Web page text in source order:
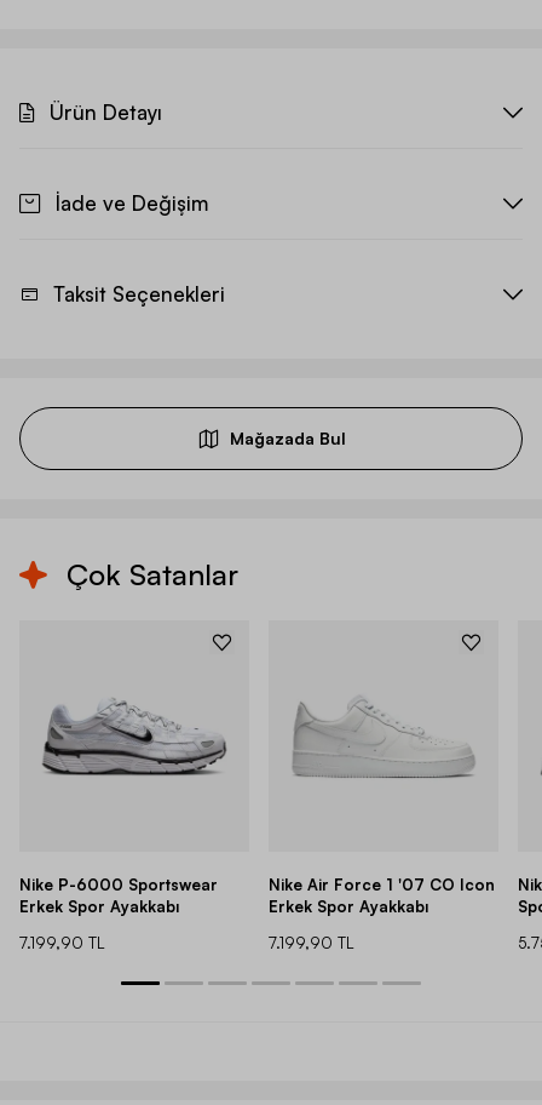
Ürün Detayı
İade ve Değişim
Taksit Seçenekleri
Mağazada Bul
Çok Satanlar
Nike P-6000 Sportswear
Erkek Spor Ayakkabı
7.199,90 TL
Nike Air Force 1 '07 CO Icon
Erkek Spor Ayakkabı
7.199,90 TL